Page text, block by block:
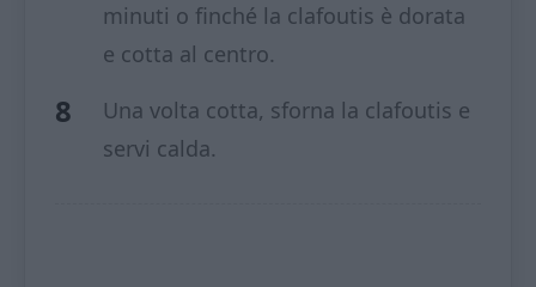
minuti o finché la clafoutis è dorata
e cotta al centro.
Una volta cotta, sforna la clafoutis e
servi calda.